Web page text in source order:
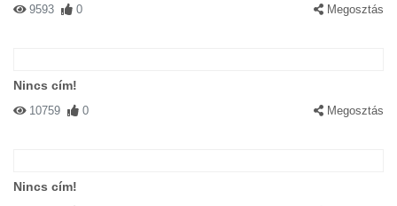
9593 0 Megosztás
Nincs cím!
10759 0 Megosztás
Nincs cím!